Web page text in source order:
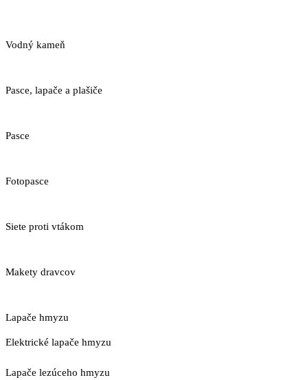
Vodný kameň
Pasce, lapače a plašiče
Pasce
Fotopasce
Siete proti vtákom
Makety dravcov
Lapače hmyzu
Elektrické lapače hmyzu
Lapače lezúceho hmyzu